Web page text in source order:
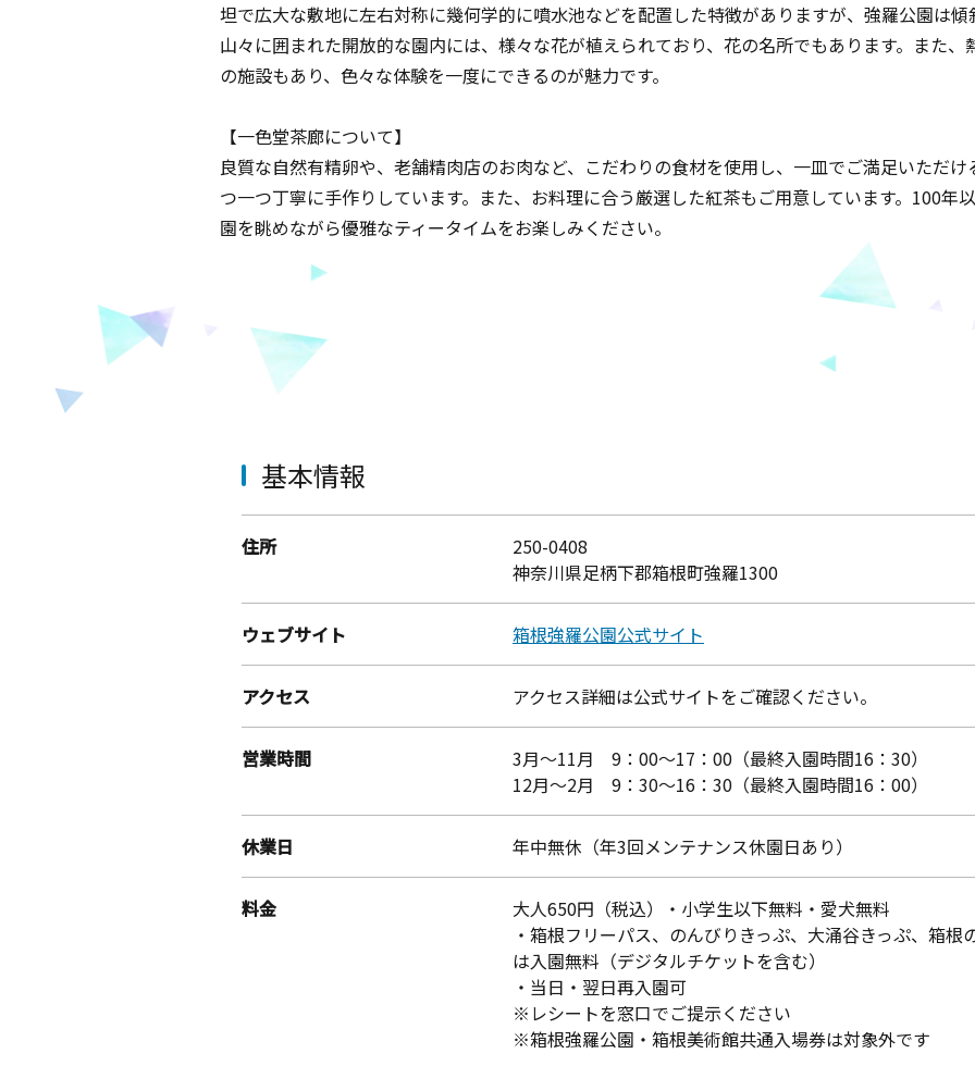
坦で広大な敷地に左右対称に幾何学的に噴水池などを配置した特徴がありますが、強羅公園は
山々に囲まれた開放的な園内には、様々な花が植えられており、花の名所でもあります。また
の施設もあり、色々な体験を一度にできるのが魅力です。
【一色堂茶廊について】
良質な自然有精卵や、老舗精肉店のお肉など、こだわりの食材を使用し、一皿でご満足いただ
つ一つ丁寧に手作りしています。また、お料理に合う厳選した紅茶もご用意しています。100年
園を眺めながら優雅なティータイムをお楽しみください。
基本情報
住所
250-0408
神奈川県足柄下郡箱根町強羅1300
ウェブサイト 箱根強羅公園公式サイト
アクセス アクセス詳細は公式サイトをご確認ください。
営業時間
3月～11月 9：00～17：00（最終入園時間16：30）
12月～2月 9：30～16：30（最終入園時間16：00）
休業日 年中無休（年3回メンテナンス休園日あり）
料金
大人650円（税込）・小学生以下無料・愛犬無料
・箱根フリーパス、のんびりきっぷ、大涌谷きっぷ、箱
は入園無料（デジタルチケットを含む）
・当日・翌日再入園可
※レシートを窓口でご提示ください
※箱根強羅公園・箱根美術館共通入場券は対象外です